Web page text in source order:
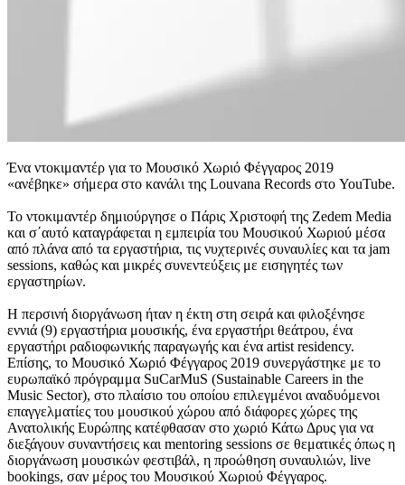
Ένα ντοκιμαντέρ για το Μουσικό Χωριό Φέγγαρος 2019
«ανέβηκε» σήμερα στο κανάλι της Louvana Records στο YouTube.
Το ντοκιμαντέρ δημιούργησε ο Πάρις Χριστοφή της Zedem Media
και σ΄αυτό καταγράφεται η εμπειρία του Μουσικού Χωριού μέσα
από πλάνα από τα εργαστήρια, τις νυχτερινές συναυλίες και τα jam
sessions, καθώς και μικρές συνεντεύξεις με εισηγητές των
εργαστηρίων.
Η περσινή διοργάνωση ήταν η έκτη στη σειρά και φιλοξένησε
εννιά (9) εργαστήρια μουσικής, ένα εργαστήρι θεάτρου, ένα
εργαστήρι ραδιοφωνικής παραγωγής και ένα artist residency.
Επίσης, το Μουσικό Χωριό Φέγγαρος 2019 συνεργάστηκε με το
ευρωπαϊκό πρόγραμμα SuCarMuS (Sustainable Careers in the
Music Sector), στο πλαίσιο του οποίου επιλεγμένοι αναδυόμενοι
επαγγελματίες του μουσικού χώρου από διάφορες χώρες της
Ανατολικής Ευρώπης κατέφθασαν στο χωριό Κάτω Δρυς για να
διεξάγουν συναντήσεις και mentoring sessions σε θεματικές όπως η
διοργάνωση μουσικών φεστιβάλ, η προώθηση συναυλιών, live
bookings, σαν μέρος του Μουσικού Χωριού Φέγγαρος.